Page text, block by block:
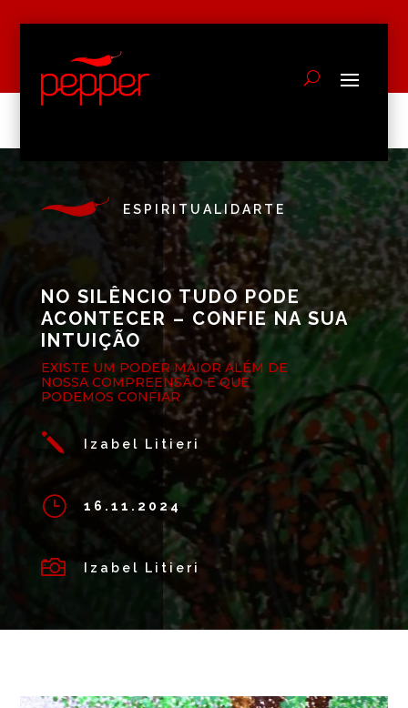
ESPIRITUALIDARTE
NO SILÊNCIO TUDO PODE
ACONTECER – CONFIE NA SUA
INTUIÇÃO
EXISTE UM PODER MAIOR ALÉM DE
NOSSA COMPREENSÃO E QUE
PODEMOS CONFIAR
j Izabel Litieri
} 16.11.2024
 Izabel Litieri